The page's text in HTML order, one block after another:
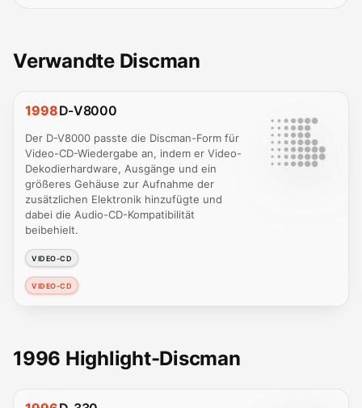
Verwandte Discman
1998D-V8000
Der D-V8000 passte die Discman-Form für
Video-CD-Wiedergabe an, indem er Video-
Dekodierhardware, Ausgänge und ein
größeres Gehäuse zur Aufnahme der
zusätzlichen Elektronik hinzufügte und
dabei die Audio-CD-Kompatibilität
beibehielt.
VIDEO-CD
VIDEO-CD
1996 Highlight-Discman